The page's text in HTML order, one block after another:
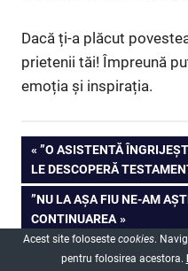
Dacă ți-a plăcut
prietenii tăi! Împreună
emoția și inspirația.
Navigare
în
articole
PREVIOUS
POST:
”O ASISTENTĂ
LE DESCOPERĂ
NEXT
POST:
”NU LA AȘA FIU NE-AM
CONTINUAREA
Acest site foloseste cookies.
pentru folosirea acestora.